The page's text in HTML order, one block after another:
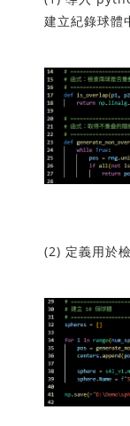
建立紀錄球體
(2) 定義用於